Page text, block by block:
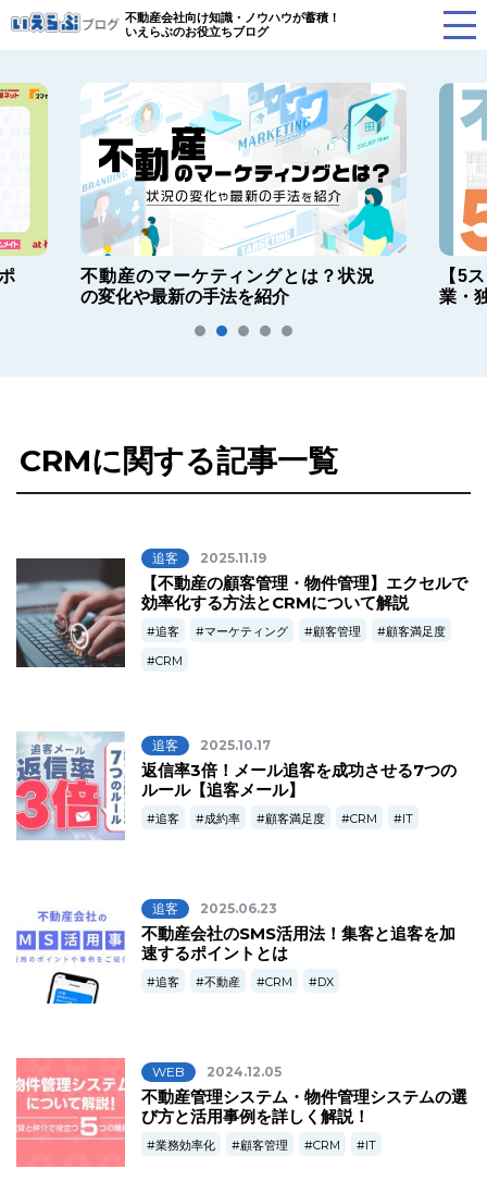
不動産会社向け知識・ノウハウが蓄積！
いえらぶのお役立ちブログ
不動産のマーケティングとは？状況
の変化や最新の手法を紹介
【5
業・
CRMに関する記事一覧
追客 2025.11.19
【不動産の顧客管理・物件管理】エクセルで
効率化する方法とCRMについて解説
追客 マーケティング 顧客管理
顧客満足度
CRM
追客 2025.10.17
返信率3倍！メール追客を成功させる7つの
ルール【追客メール】
追客 成約率 顧客満足度 CRM IT
追客 2025.06.23
不動産会社のSMS活用法！集客と追客を加
速するポイントとは
追客 不動産 CRM DX
WEB 2024.12.05
不動産管理システム・物件管理システムの選
び方と活用事例を詳しく解説！
業務効率化 顧客管理 CRM IT